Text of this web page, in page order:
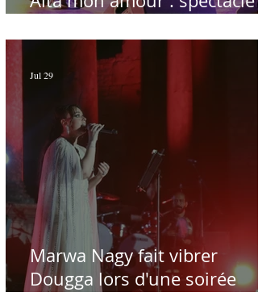
Marwa Nagy fait vibrer
Dougga lors d'une soirée
Jul 29